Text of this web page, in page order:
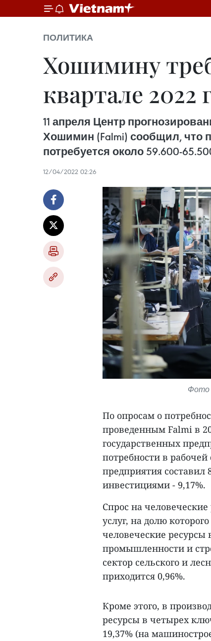
ПОЛИТИКА
Хошимину
квартале 2022
11 апреля Центр
Хошимин (Falmi) сообщил, что
потребуется около 59.600-
12/04/2022 02:26
Фото
По опросам о
проведенным Falmi в
государственных
потребности в
предприятия составил
инвестициями - 9,17%.
Спрос на
услуг, на долю
человеческие ресурсы
промышленности и
сектор сельского и
приходится 0,96%.
Кроме этого, в
ресурсы в четырех
19,37% (на